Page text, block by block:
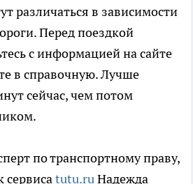
различаться в зависимости
Перед поездкой
с информацией на сайте
в справочную. Лучше
сейчас, чем потом
по транспортному праву,
сервисаtutu.ruНадежда